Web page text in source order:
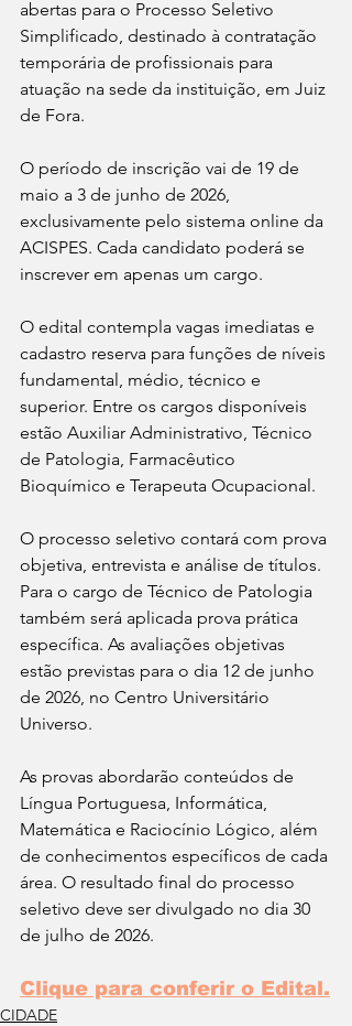
abertas para o Processo Seletivo
Simplificado, destinado à contratação
temporária de profissionais para
atuação na sede da instituição, em Juiz
de Fora.
O período de inscrição vai de 19 de
maio a 3 de junho de 2026,
exclusivamente pelo sistema online da
ACISPES. Cada candidato poderá se
inscrever em apenas um cargo.
O edital contempla vagas imediatas e
cadastro reserva para funções de níveis
fundamental, médio, técnico e
superior. Entre os cargos disponíveis
estão Auxiliar Administrativo, Técnico
de Patologia, Farmacêutico
Bioquímico e Terapeuta Ocupacional.
O processo seletivo contará com prova
objetiva, entrevista e análise de títulos.
Para o cargo de Técnico de Patologia
também será aplicada prova prática
específica. As avaliações objetivas
estão previstas para o dia 12 de junho
de 2026, no Centro Universitário
Universo.
As provas abordarão conteúdos de
Língua Portuguesa, Informática,
Matemática e Raciocínio Lógico, além
de conhecimentos específicos de cada
área. O resultado final do processo
seletivo deve ser divulgado no dia 30
de julho de 2026.
Clique para conferir o Edital.
CIDADE